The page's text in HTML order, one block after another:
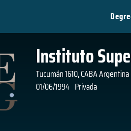
Instituto
Tucumán 1610, CABA Argentina
01/06/1994 Privada